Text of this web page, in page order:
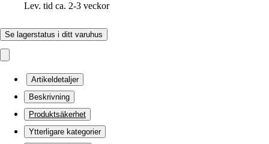
Lev. tid ca. 2-3 veckor
Se lagerstatus i ditt varuhus
Artikeldetaljer
Beskrivning
Produktsäkerhet
Ytterligare kategorier